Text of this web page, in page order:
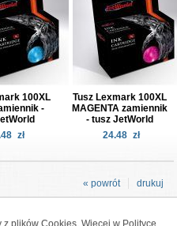
100XL
-
zł
Tusz Lexmark 100XL
MAGENTA zamiennik
- tusz JetWorld
24.48 zł
drukuj
« powrót
z plików Cookies. Więcej w Polityce